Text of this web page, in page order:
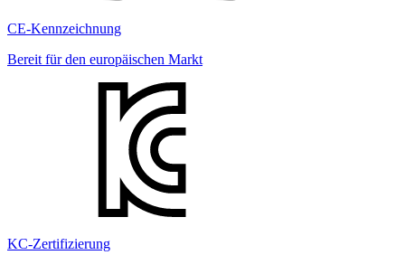
CE-Kennzeichnung
Bereit für den europäischen Markt
KC-Zertifizierung